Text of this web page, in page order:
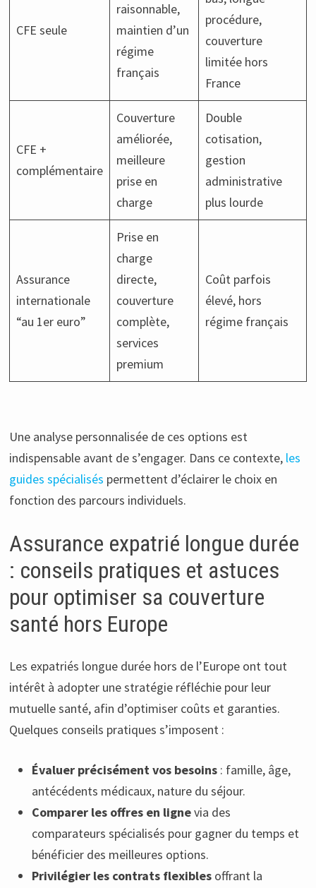
CFE seule
raisonnable,
maintien d’un
régime
français
procédure,
couverture
limitée hors
France
CFE +
complémentaire
Couverture
améliorée,
meilleure
prise en
charge
Double
cotisation,
gestion
administrative
plus lourde
Assurance
internationale
“au 1er euro”
Prise en
charge
directe,
couverture
complète,
services
premium
Coût parfois
élevé, hors
régime français
Une analyse personnalisée de ces options est
indispensable avant de s’engager. Dans ce contexte, les
guides spécialisés permettent d’éclairer le choix en
fonction des parcours individuels.
Assurance expatrié longue durée
: conseils pratiques et astuces
pour optimiser sa couverture
santé hors Europe
Les expatriés longue durée hors de l’Europe ont tout
intérêt à adopter une stratégie réfléchie pour leur
mutuelle santé, afin d’optimiser coûts et garanties.
Quelques conseils pratiques s’imposent :
Évaluer précisément vos besoins: famille, âge,
antécédents médicaux, nature du séjour.
Comparer les offres en lignevia des
comparateurs spécialisés pour gagner du temps et
bénéficier des meilleures options.
Privilégier les contrats flexiblesoffrant la